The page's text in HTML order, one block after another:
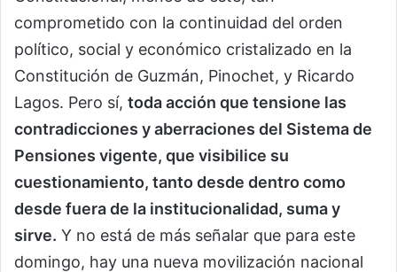
comprometido con la continuidad del orden
político, social y económico cristalizado en la
Constitución de Guzmán, Pinochet, y Ricardo
Lagos. Pero sí, toda acción que tensione las
contradicciones y aberraciones del Sistema de
Pensiones vigente, que visibilice su
cuestionamiento, tanto desde dentro como
desde fuera de la institucionalidad, suma y
sirve. Y no está de más señalar que para este
domingo, hay una nueva movilización nacional